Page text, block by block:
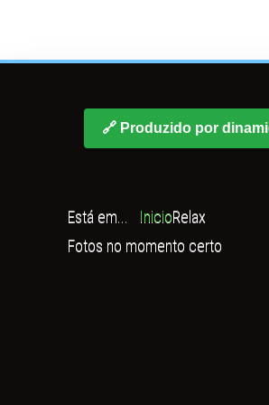
🔗 Produzido por
Está em... InicioRelax
Fotos no momento certo